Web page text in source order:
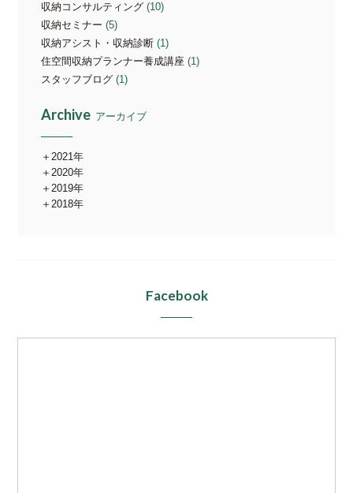
収納コンサルティング (10)
収納セミナー (5)
収納アシスト・収納診断 (1)
住空間収納プランナー養成講座 (1)
スタッフブログ (1)
Archive アーカイブ
2021年
2020年
2019年
2018年
Facebook